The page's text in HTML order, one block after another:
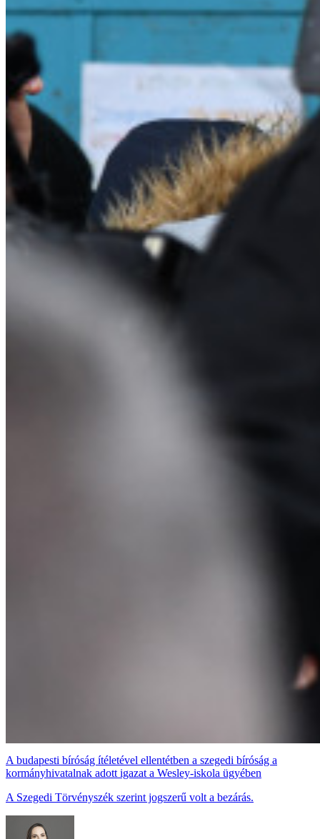
A budapesti bíróság ítéletével ellentétben a szegedi bíróság a
kormányhivatalnak adott igazat a Wesley-iskola ügyében
A Szegedi Törvényszék szerint jogszerű volt a bezárás.